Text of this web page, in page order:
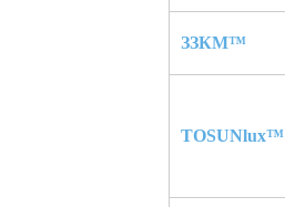
ЗЗКМ™
TOSUNlux™